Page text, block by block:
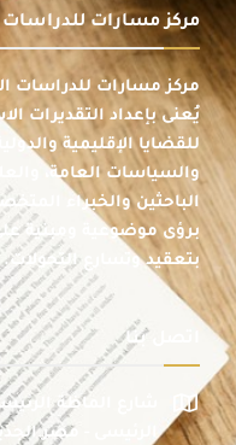
مركز مسارات للدراسات
مركز مسارات للدراسات
يُعنى بإعداد التقديرات
للقضايا الإقليمية
والسياسات العامة،
الباحثين والخبراء
برؤى موضوعية ومبنية
بتعقيد وتسارع التحولات.
اتصل بنا
شارع الماظة
الرئيسى - مصر